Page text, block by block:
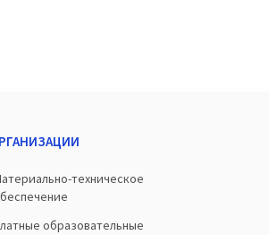
техническое
образовательные